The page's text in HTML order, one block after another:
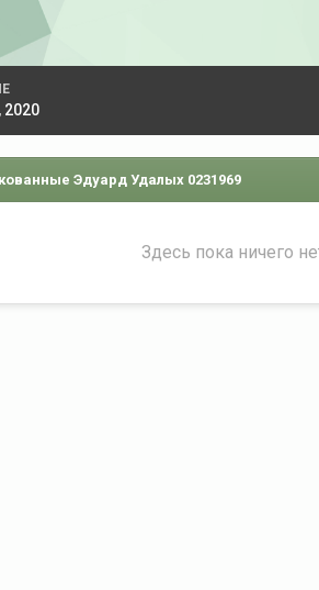
2020
Эдуард Удалых 0231969
Здесь пока ничего